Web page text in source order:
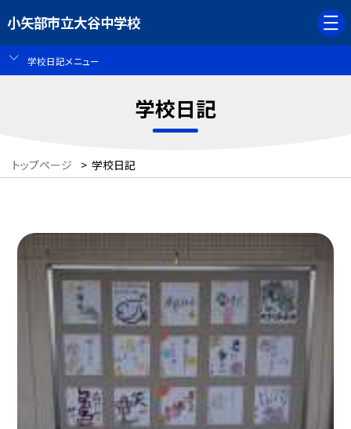
小矢部市立大谷中学校
学校日記メニュー
学校日記
トップページ > 学校日記